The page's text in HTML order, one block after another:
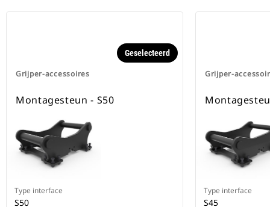
Grijper-accessoires
Geselecteerd
Montagesteun - S50
Type interface
S50
Grijper-
Type interface
S45